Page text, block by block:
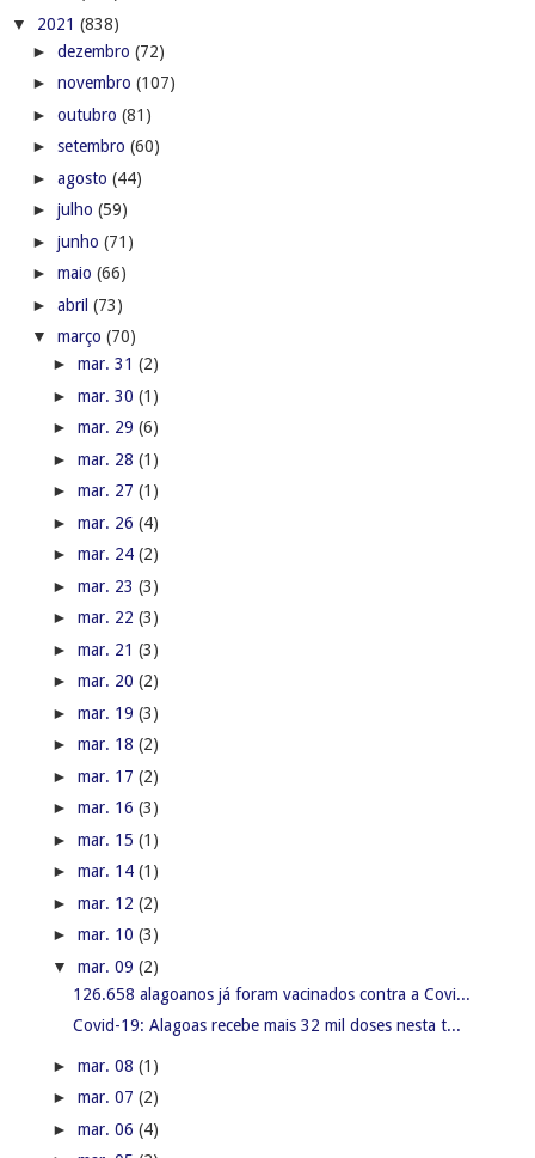
▼ 2021 (838)
► dezembro (72)
► novembro (107)
► outubro (81)
► setembro (60)
► agosto (44)
► julho (59)
► junho (71)
► maio (66)
► abril (73)
▼ março (70)
► mar. 31 (2)
► mar. 30 (1)
► mar. 29 (6)
► mar. 28 (1)
► mar. 27 (1)
► mar. 26 (4)
► mar. 24 (2)
► mar. 23 (3)
► mar. 22 (3)
► mar. 21 (3)
► mar. 20 (2)
► mar. 19 (3)
► mar. 18 (2)
► mar. 17 (2)
► mar. 16 (3)
► mar. 15 (1)
► mar. 14 (1)
► mar. 12 (2)
► mar. 10 (3)
▼ mar. 09 (2)
126.658 alagoanos já foram vacinados contra a Covi...
Covid-19: Alagoas recebe mais 32 mil doses nesta t...
► mar. 08 (1)
► mar. 07 (2)
► mar. 06 (4)